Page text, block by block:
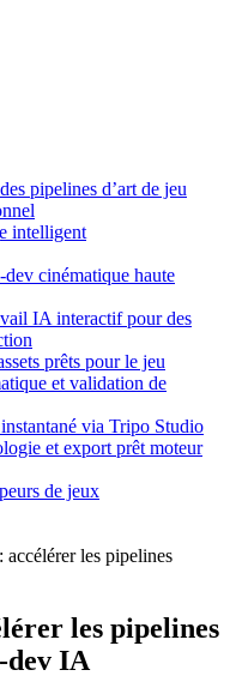
pipelines d’art de jeu
intelligent
cinématique haute
IA interactif pour des
prêts pour le jeu
et validation de
via Tripo Studio
et export prêt moteur
de jeux
les pipelines
les pipelines
dev IA